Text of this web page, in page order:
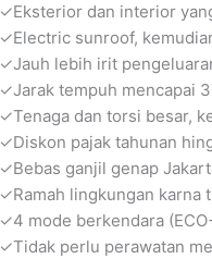
✓Eksterior dan interior
✓Electric sunroof,
✓Jauh lebih irit
✓Jarak tempuh mencapai
✓Tenaga dan torsi besar,
✓Diskon pajak tahunan
✓Bebas ganjil genap
✓Ramah lingkungan karna
✓4 mode berkendara
✓Tidak perlu perawatan